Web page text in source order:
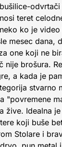
teret
ko je
mesec dana,
one koji ne
nije brošura.
a kada je
stvarno
"povremene
žive. Idealna
koji buše
Stolare i